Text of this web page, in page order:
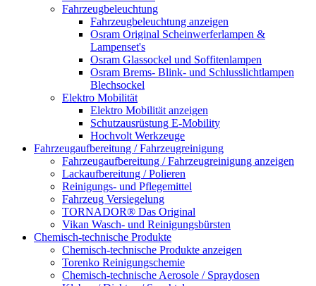
Fahrzeugbeleuchtung
Fahrzeugbeleuchtung anzeigen
Osram Original Scheinwerferlampen &
Lampenset's
Osram Glassockel und Soffitenlampen
Osram Brems- Blink- und Schlusslichtlampen
Blechsockel
Elektro Mobilität
Elektro Mobilität anzeigen
Schutzausrüstung E-Mobility
Hochvolt Werkzeuge
Fahrzeugaufbereitung / Fahrzeugreinigung
Fahrzeugaufbereitung / Fahrzeugreinigung anzeigen
Lackaufbereitung / Polieren
Reinigungs- und Pflegemittel
Fahrzeug Versiegelung
TORNADOR® Das Original
Vikan Wasch- und Reinigungsbürsten
Chemisch-technische Produkte
Chemisch-technische Produkte anzeigen
Torenko Reinigungschemie
Chemisch-technische Aerosole / Spraydosen